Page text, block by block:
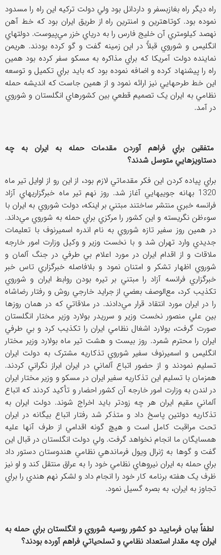
راه ديگر راه بغازبسفر و داردانل بود ولي دولت ترکيه اين راه را مسدود
نموده بود. کوتاهترين و امنترين راه از طريق ايران بود که خط آهن
نهصد کیلومتري آن خليج فارس را به درياي خزر مي‌پيوست. دولتهاي
انگليس و شوروي قبلآً در اين زمينه گفت و گو کرده بودند. هريمن
نماينده دولت آمريکا که براي مذاکره به مسکو سفر کرده بود همين
راه را پيشنهاد کرده و اضافه نموده بود که بايد براي تکميل و توسعه
اين خط طرحهايي نيز ارائه نمود و از همين جاست که انديشه حمله
نظامي به ايران يک تصميم قطعي بين کشورهاي انگلستان و شوروي
در آمد.
متفقين براي فراهم آوردن مقدمات حمله به ايران به چه
دستاويزهايي متوسل شدند؟
براي پياده کردن اين فکر مقدماتي لازم بود، از اين رو از اوايل تير ماه
1320 بهانه جویيهايي آغاز شد. روز نهم تير ماه خبرگزاريهاي آزاد
فرانسه خبري منتشر ساختند مبتني بر اينکه، دولت شوروي به ايران با
سوءظن نگريسته و اين کشور را مرکزي براي حمله به شوروي مي‌‌داند.
در همين روز سفير تازه شوروي به نام اندره اسميرنوف با تعليمات
جديدي وارد تهران شد و با نخست وزير و وکيل وزارت امور خارجه
ملاقات و از اقدام ايران در مورد اعلام بي طرفي در جنگ آلمان و
شوروي اظهار تشکر و امتنان نمود و بلافاصله خبرگزاري تاس خبر
خبرگزاري فرانسه آزاد را مبتني بر تيره بودن روابط ايران و شوروي
تکذيب کرد، مع‌الوصف بعضي از جرايد خارجي روش و رفتار رضاشاه
را در ايران مورد انتقاد قرار مي‌دادند. در ملاقاتي که در همان روزها
بين علي منصور نخست وزير و سرريدر بولارد وزير مختار انگلستان
صورت گرفت، بولارد اشغال نظامي ايران را تکذيب کرد و بي طرفي
ايران را محترم شمرد. روز بيست و هشت تير ماه بولارد وزير مختار
انگليس و اسميرنوف سفير شوروي تذکاريه مشترک به دولت ايران
تسليم نمودند و از حضور اتباع آلماني در ايران ابراز نگراني کردند.
همزمان با تسليم اين تذکاريه سفير ايران در مسکو و وزير مختار ايران
در لندن به وزارت امور خارجه آن کشور احضار و تأکيد کردند که اتباع
آلماني مقيم ايران هر چه زودتر بايد اخراج شوند. دولت ايران به
تذکاريه دولتين پاسخ داد و متذکر شد رفتار اتباع بيگانه در ايران
تحت مراقبت کامل است و هيچ گونه اقدامي از طرف آنها عليه
همسايگان ما انجام نخواهد گرفت. ولي دولت انگلستان در قبال اين
گفت و گوها به ژنرال ويول فرماندهي نظامي هندوستان دستور داد
براي حمله به ايران نيروهاي نظامي خود را به عراق منتقل کند و او نيز
ظرف يک هفته برنامه کار خود را انجام داد و لشکر نهم هندي را براي
تجاوز به ايران، به بصره گسيل نمود.
لطفاً بيان فرماييد دو کشور روسيه شوروي و انگلستان براي حمله به
ايران چه مقدار استعداد نظامي و تسلحياتي فراهم آورده بودند؟